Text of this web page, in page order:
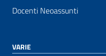
Docenti Neoassunti
VARIE